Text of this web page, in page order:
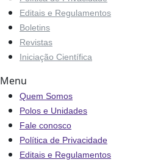
Editais e Regulamentos
Boletins
Revistas
Iniciação Científica
Menu
Quem Somos
Polos e Unidades
Fale conosco
Política de Privacidade
Editais e Regulamentos